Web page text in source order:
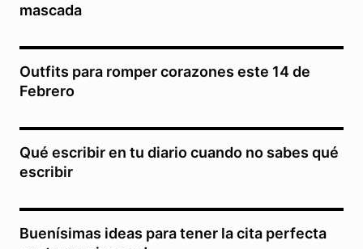
mascada
Outfits para romper corazones este 14 de
Febrero
Qué escribir en tu diario cuando no sabes qué
escribir
Buenísimas ideas para tener la cita perfecta